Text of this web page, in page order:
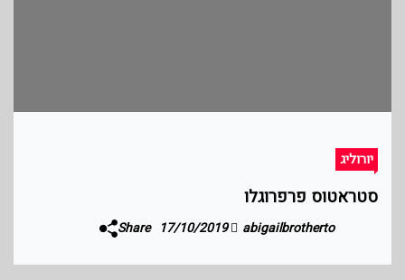
יורוליג
סטראטוס פרפרוגלו
abigailbrotherto
17/10/2019
Share